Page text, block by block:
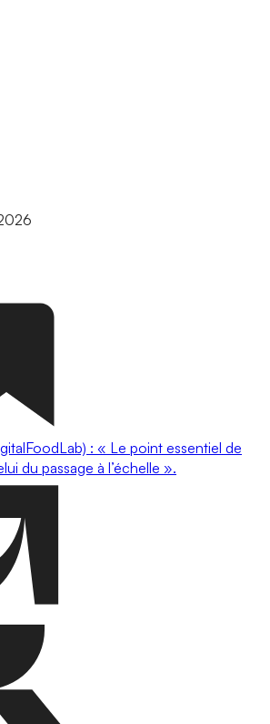
: « Le point essentiel de
du passage à l’échelle ».